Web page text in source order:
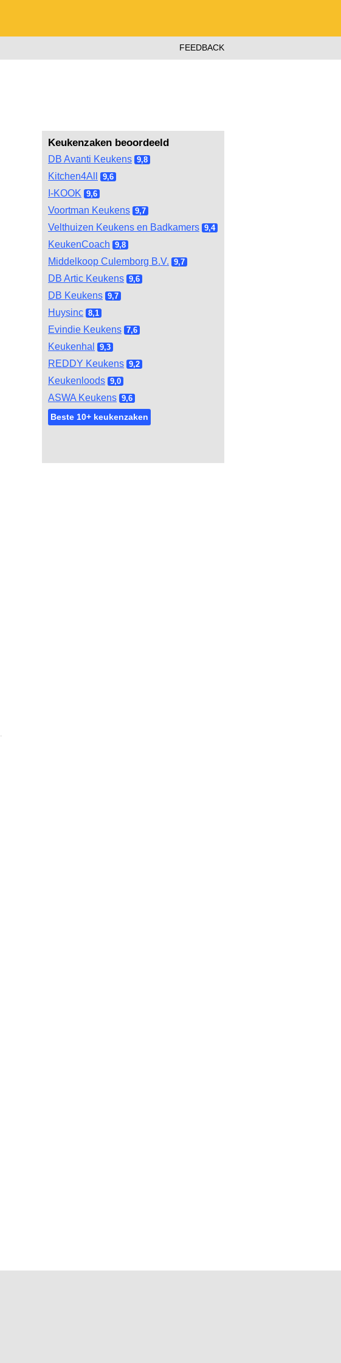
FEEDBACK
Keukenzaken beoordeeld
DB Avanti Keukens 9,8
Kitchen4All 9,6
I-KOOK 9,6
Voortman Keukens 9,7
Velthuizen Keukens en Badkamers 9,4
KeukenCoach 9,8
Middelkoop Culemborg B.V. 9,7
DB Artic Keukens 9,6
DB Keukens 9,7
Huysinc 8,1
Evindie Keukens 7,6
Keukenhal 9,3
REDDY Keukens 9,2
Keukenloods 9,0
ASWA Keukens 9,6
Beste 10+ keukenzaken